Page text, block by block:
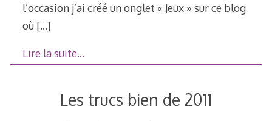
l’occasion j’ai créé un onglet « Jeux » sur ce blog
où […]
Lire la suite…
Les trucs bien de 2011